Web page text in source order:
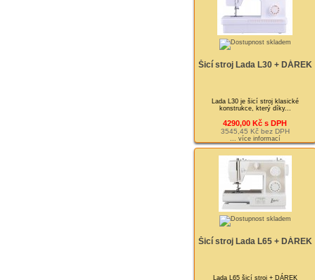
Šicí stroj Lada L30 + DÁREK
Lada L30 je šicí stroj klasické
konstrukce, který díky...
4290,00 Kč s DPH
3545,45 Kč bez DPH
... více informací
Šicí stroj Lada L65 + DÁREK
Lada L65 šicí stroj + DÁREK